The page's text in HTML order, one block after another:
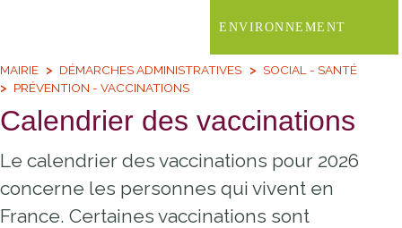
ENVIRONNEMENT
MAIRIE DÉMARCHES ADMINISTRATIVES
SOCIAL - SANTÉ
PRÉVENTION - VACCINATIONS
Calendrier des vaccinations
Le calendrier des vaccinations pour 2026
concerne les personnes qui vivent en
France. Certaines vaccinations sont